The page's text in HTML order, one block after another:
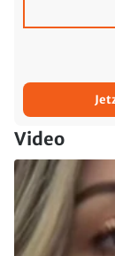
Video